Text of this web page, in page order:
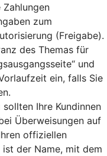
Zahlungen
zum
(Freigabe).
des Themas für
und
ein, falls Sie
Ihre Kundinnen
Überweisungen auf
offiziellen
ist der Name, mit dem